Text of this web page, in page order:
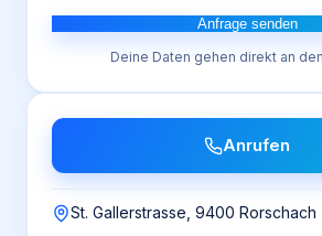
Anfrage senden
Deine Daten gehen direkt an
Anrufen
St. Gallerstrasse, 9400 Rorschach